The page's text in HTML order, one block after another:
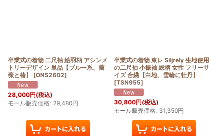
卒業式の着物 二尺袖 絵羽柄 アシンメ
トリーデザイン 単品【ブルー系、薔
薇と椿】
[ONS2602]
28,000円(税込)
モール販売価格: 29,480円
卒業式の着物 東レ Siljrely 生地使用
の二尺袖 小振袖 総柄 女性 フリーサ
イズ 合繊【白地、雪輪に牡丹】
[TSN955]
30,800円(税込)
モール販売価格: 31,350円